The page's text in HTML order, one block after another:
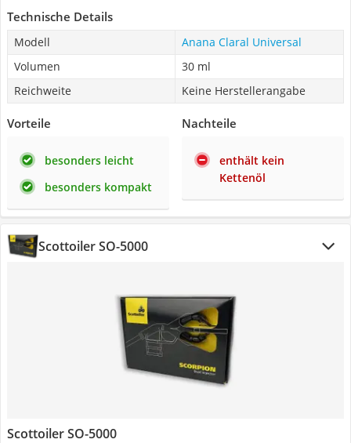
Technische Details
Modell
Anana Claral Universal
Volumen
30 ml
Reichweite
Keine Herstellerangabe
Vorteile
besonders leicht
besonders kompakt
Nachteile
enthält kein
Kettenöl
Scottoiler SO-5000
Scottoiler SO-5000